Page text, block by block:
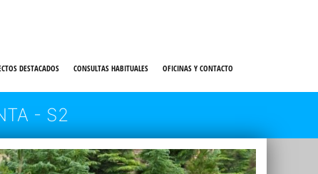
DESTACADOS CONSULTAS HABITUALES OFICINAS Y CONTACTO
- S2